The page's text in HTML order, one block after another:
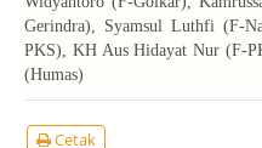
Gerindra), Syamsul Luthfi (F-
PKS), KH Aus Hidayat Nur (F-
(Humas)
Cetak